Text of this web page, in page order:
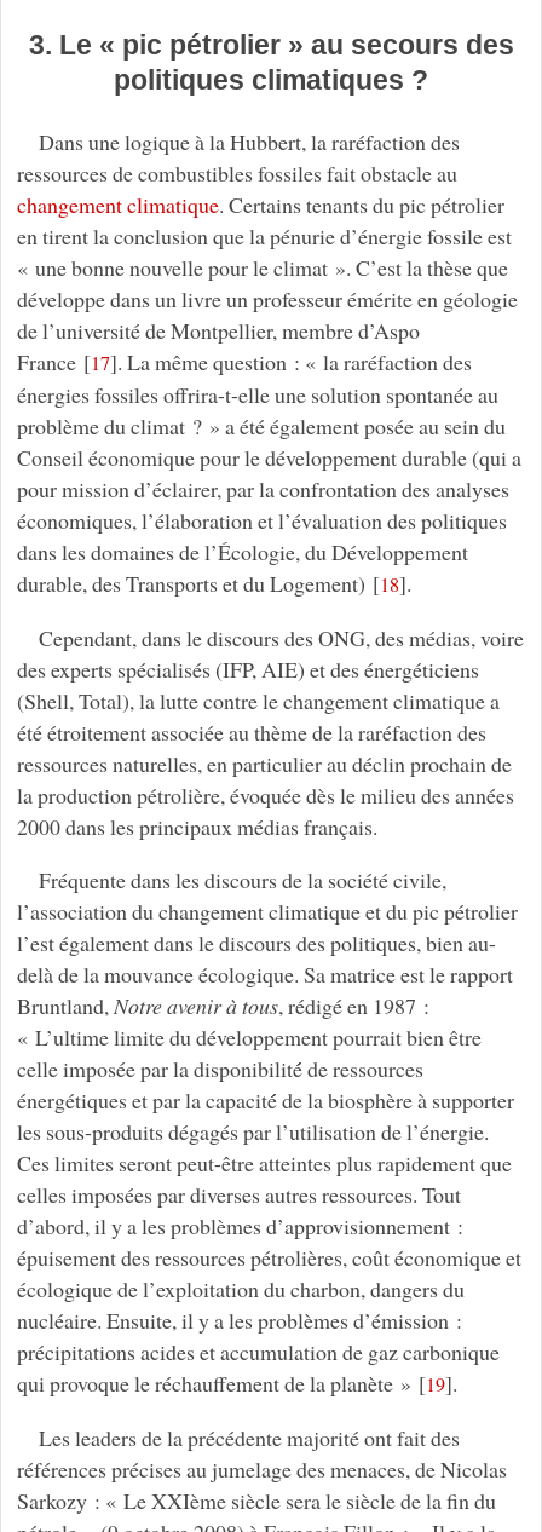
3. Le « pic pétrolier » au secours des
politiques climatiques ?
Dans une logique à la Hubbert, la raréfaction des
ressources de combustibles fossiles fait obstacle au
changement climatique. Certains tenants du pic pétrolier
en tirent la conclusion que la pénurie d’énergie fossile est
« une bonne nouvelle pour le climat ». C’est la thèse que
développe dans un livre un professeur émérite en géologie
de l’université de Montpellier, membre d’Aspo
France[17]. La même question : « la raréfaction des
énergies fossiles offrira-t-elle une solution spontanée au
problème du climat ? » a été également posée au sein du
Conseil économique pour le développement durable (qui a
pour mission d’éclairer, par la confrontation des analyses
économiques, l’élaboration et l’évaluation des politiques
dans les domaines de l’Écologie, du Développement
durable, des Transports et du Logement) [18].
Cependant, dans le discours des ONG, des médias, voire
des experts spécialisés (IFP, AIE) et des énergéticiens
(Shell, Total), la lutte contre le changement climatique a
été étroitement associée au thème de la raréfaction des
ressources naturelles, en particulier au déclin prochain de
la production pétrolière, évoquée dès le milieu des années
2000 dans les principaux médias français.
Fréquente dans les discours de la société civile,
l’association du changement climatique et du pic pétrolier
l’est également dans le discours des politiques, bien au-
delà de la mouvance écologique. Sa matrice est le rapport
Bruntland, Notre avenir à tous, rédigé en 1987 :
« L’ultime limite du développement pourrait bien être
celle imposée par la disponibilité́ de ressources
énergétiques et par la capacité́ de la biosphère à supporter
les sous-produits dégagés par l’utilisation de l’énergie.
Ces limites seront peut-être atteintes plus rapidement que
celles imposées par diverses autres ressources. Tout
d’abord, il y a les problèmes d’approvisionnement :
épuisement des ressources pétrolières, coût économique et
écologique de l’exploitation du charbon, dangers du
nucléaire. Ensuite, il y a les problèmes d’émission :
précipitations acides et accumulation de gaz carbonique
qui provoque le réchauffement de la planète » [19].
Les leaders de la précédente majorité ont fait des
références précises au jumelage des menaces, de Nicolas
Sarkozy : « Le XXIème siècle sera le siècle de la fin du